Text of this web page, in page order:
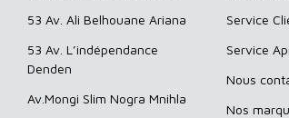
53 Av. Ali Belhouane Ariana
53 Av. L’indépendance
Denden
Av.Mongi Slim Nogra Mnihla
Service
Service
Nous
Nos